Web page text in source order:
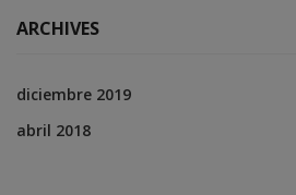
ARCHIVES
diciembre 2019
abril 2018